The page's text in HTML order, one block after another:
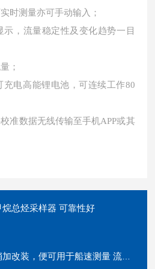
时测量亦可手动输入；
，流量稳定性及变化趋势一目
；
充电高能锂电池，可连续工作80
准数据无线传输至手机APP或其
总烃采样器 可靠性好
改装，便可用于船速测量 流速仪